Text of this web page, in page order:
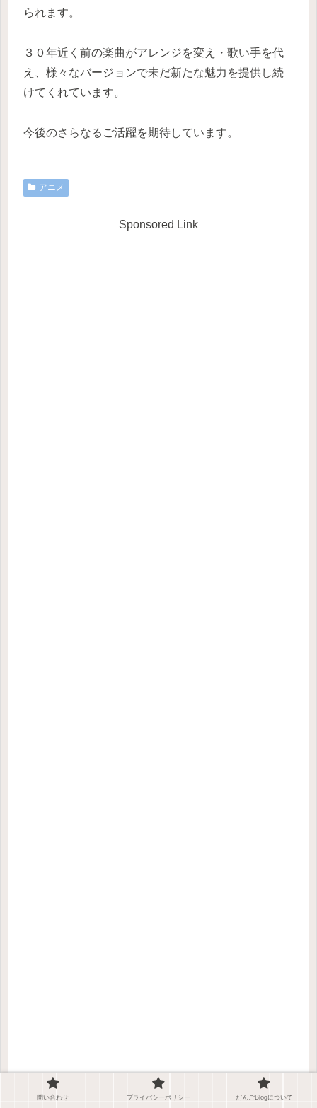
られます。
３０年近く前の楽曲がアレンジを変え・歌い手を代
え、様々なバージョンで未だ新たな魅力を提供し続
けてくれています。
今後のさらなるご活躍を期待しています。
アニメ
Sponsored Link
問い合わせ プライバシーポリシー だんごBlogについて